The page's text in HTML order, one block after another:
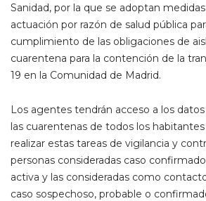
Sanidad, por la que se adoptan
actuación por razón de salud pública
cumplimiento de las obligaciones de
cuarentena para la contención de la
19 en la Comunidad de Madrid.
Los agentes tendrán acceso a los
las cuarentenas de todos los
realizar estas tareas de vigilancia y
personas consideradas caso
activa y las consideradas como
caso sospechoso, probable o